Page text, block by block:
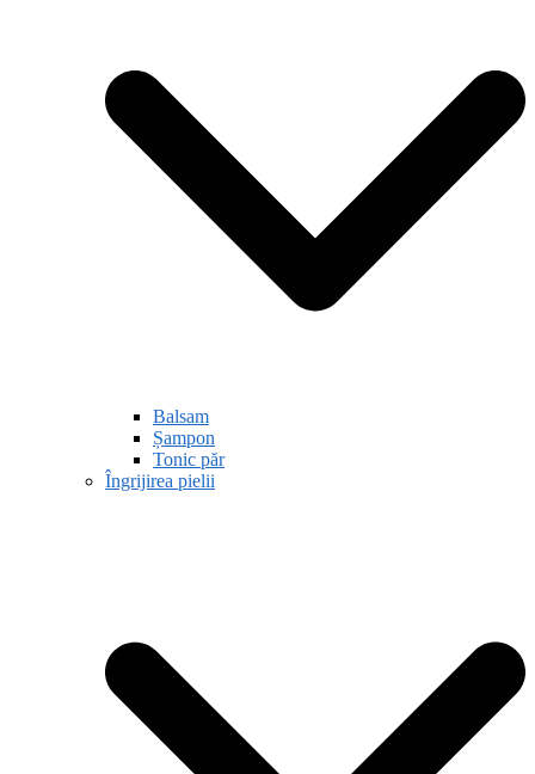
Balsam
Șampon
Tonic păr
Îngrijirea pielii